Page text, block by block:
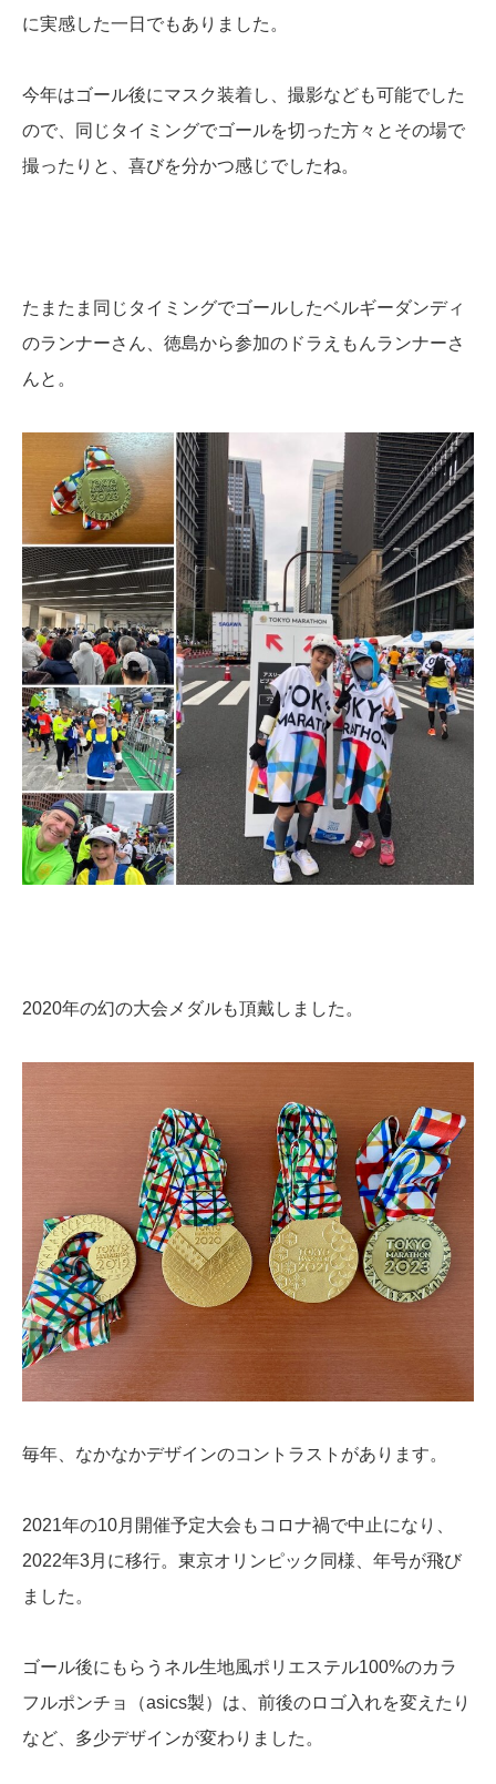
に実感した一日でもありました。
今年はゴール後にマスク装着し、撮影なども可能でした
ので、同じタイミングでゴールを切った方々とその場で
撮ったりと、喜びを分かつ感じでしたね。
たまたま同じタイミングでゴールしたベルギーダンディ
のランナーさん、徳島から参加のドラえもんランナーさ
んと。
2020年の幻の大会メダルも頂戴しました。
毎年、なかなかデザインのコントラストがあります。
2021年の10月開催予定大会もコロナ禍で中止になり、
2022年3月に移行。東京オリンピック同様、年号が飛び
ました。
ゴール後にもらうネル生地風ポリエステル100%のカラ
フルポンチョ（asics製）は、前後のロゴ入れを変えたり
など、多少デザインが変わりました。